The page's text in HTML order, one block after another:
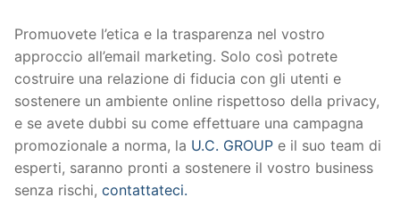
Promuovete l’etica e la trasparenza nel vostro
approccio all’email marketing. Solo così potrete
costruire una relazione di fiducia con gli utenti e
sostenere un ambiente online rispettoso della privacy,
e se avete dubbi su come effettuare una campagna
promozionale a norma, la U.C. GROUP e il suo team di
esperti, saranno pronti a sostenere il vostro business
senza rischi, contattateci.